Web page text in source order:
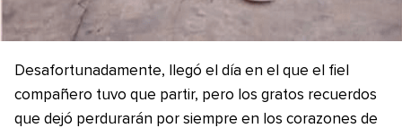
Desafortunadamente, llegó el día en el que el fiel
compañero tuvo que partir, pero los gratos recuerdos
que dejó perdurarán por siempre en los corazones de